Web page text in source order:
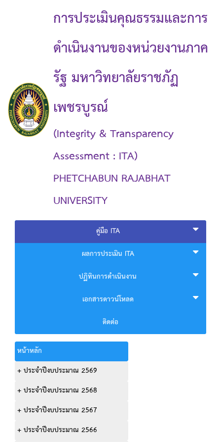
การประเมินคุณธรรมและการ
ดำเนินงานของหน่วยงานภาค
รัฐ มหาวิทยาลัยราชภัฏ
เพชรบูรณ์
(Integrity & Transparency
Assessment : ITA)
PHETCHABUN RAJABHAT
UNIVERSITY
คู่มือ ITA
ผลการประเมิน ITA
ปฏิทินการดำเนินงาน
เอกสารดาวน์โหลด
ติดต่อ
หน้าหลัก
+ ประจำปีงบประมาณ 2569
+ ประจำปีงบประมาณ 2568
+ ประจำปีงบประมาณ 2567
+ ประจำปีงบประมาณ 2566